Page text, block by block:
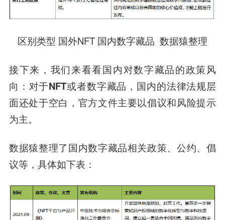
区别类型 国外NFT 国内数字藏品 数据猿整理
接下来，我们来看看国内对数字藏品的政策风
向： 对于NFT或者数字藏品，国内的法律法规层
面还处于空白，官方文件主要以倡议和风险提示
为主。
数据猿整理了国内数字藏品相关政策、公约、倡
议等，具体如下表：